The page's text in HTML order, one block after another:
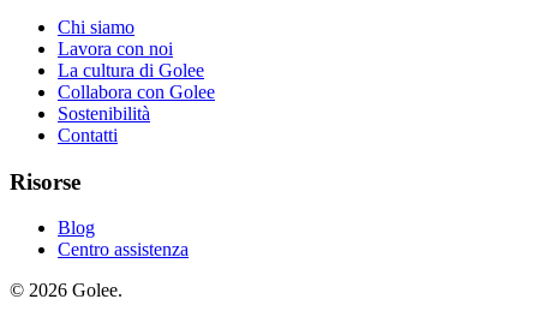
Chi siamo
Lavora con noi
La cultura di Golee
Collabora con Golee
Sostenibilità
Contatti
Risorse
Blog
Centro assistenza
© 2026 Golee.